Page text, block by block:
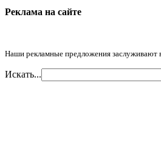
Реклама на cайте
Наши рекламные предложения заслуживают
Искать...